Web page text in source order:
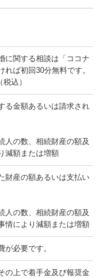
に関する相談は「ココナ
ば初回30分無料です。
込）
る金額あるいは請求され
人の数、相続財産の額及
減額または増額
財産の額あるいは支払い
人の数、相続財産の額及
情により減額または増額
が必要です。
の上で着手金及び報奨金